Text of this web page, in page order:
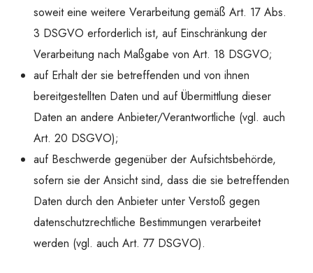
soweit eine weitere Verarbeitung gemäß Art. 17 Abs.
3 DSGVO erforderlich ist, auf Einschränkung der
Verarbeitung nach Maßgabe von Art. 18 DSGVO;
auf Erhalt der sie betreffenden und von ihnen
bereitgestellten Daten und auf Übermittlung dieser
Daten an andere Anbieter/Verantwortliche (vgl. auch
Art. 20 DSGVO);
auf Beschwerde gegenüber der Aufsichtsbehörde,
sofern sie der Ansicht sind, dass die sie betreffenden
Daten durch den Anbieter unter Verstoß gegen
datenschutzrechtliche Bestimmungen verarbeitet
werden (vgl. auch Art. 77 DSGVO).